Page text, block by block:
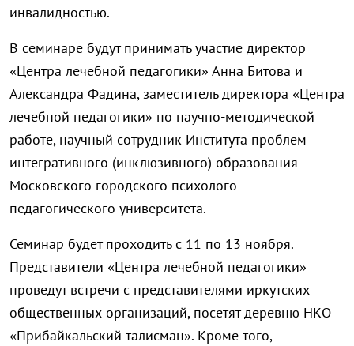
инвалидностью.
В семинаре будут принимать участие директор
«Центра лечебной педагогики» Анна Битова и
Александра Фадина, заместитель директора «Центра
лечебной педагогики» по научно-методической
работе, научный сотрудник Института проблем
интегративного (инклюзивного) образования
Московского городского психолого-
педагогического университета.
Семинар будет проходить с 11 по 13 ноября.
Представители «Центра лечебной педагогики»
проведут встречи с представителями иркутских
общественных организаций, посетят деревню НКО
«Прибайкальский талисман». Кроме того,